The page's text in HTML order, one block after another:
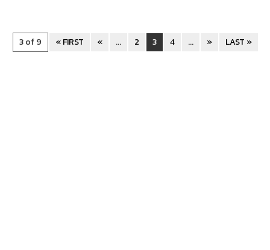
3 of 9 « FIRST « ... 2 3 4 ... » LAST »